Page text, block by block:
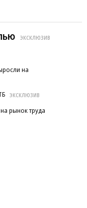
ЭКСКЛЮЗИВ
на
ЭКСКЛЮЗИВ
рынок труда